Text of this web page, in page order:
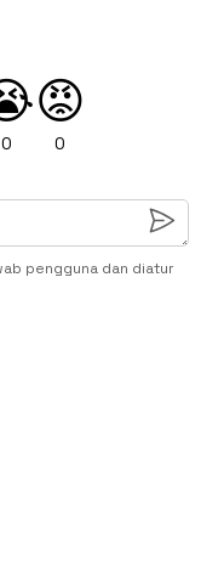
0
😡
0
pengguna dan diatur